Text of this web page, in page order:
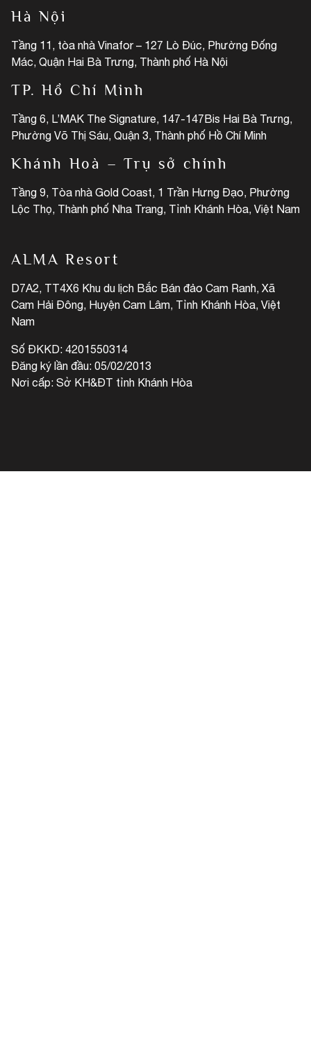
Hà Nội
Tầng 11, tòa nhà Vinafor – 127 Lò Đúc, Phường Đống
Mác, Quận Hai Bà Trưng, Thành phố Hà Nội
TP. Hồ Chí Minh
Tầng 6, L’MAK The Signature, 147-147Bis Hai Bà Trưng,
Phường Võ Thị Sáu, Quận 3, Thành phố Hồ Chí Minh
Khánh Hoà – Trụ sở chính
Tầng 9, Tòa nhà Gold Coast, 1 Trần Hưng Đạo, Phường
Lộc Thọ, Thành phố Nha Trang, Tỉnh Khánh Hòa, Việt Nam
ALMA Resort
D7A2, TT4X6 Khu du lịch Bắc Bán đảo Cam Ranh, Xã
Cam Hải Đông, Huyện Cam Lâm, Tỉnh Khánh Hòa, Việt
Nam
Số ĐKKD: 4201550314
Đăng ký lần đầu: 05/02/2013
Nơi cấp: Sở KH&ĐT tỉnh Khánh Hòa